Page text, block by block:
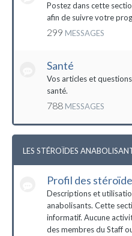
Postez dans cette
afin de suivre votre
299 MESSAGES
Santé
Vos articles et
santé.
788 MESSAGES
LES STÉROÏDES
Profil des
Descriptions et
anabolisants. Cette
informatif. Aucune
des membres du Staff